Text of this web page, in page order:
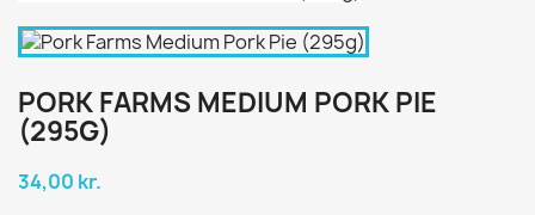
PORK FARMS MEDIUM PORK PIE
(295G)
34,00 kr.